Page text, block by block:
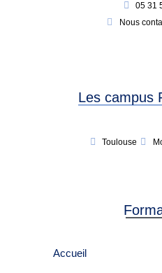
Accueil
05 31
Nous
Les campus
Toulouse